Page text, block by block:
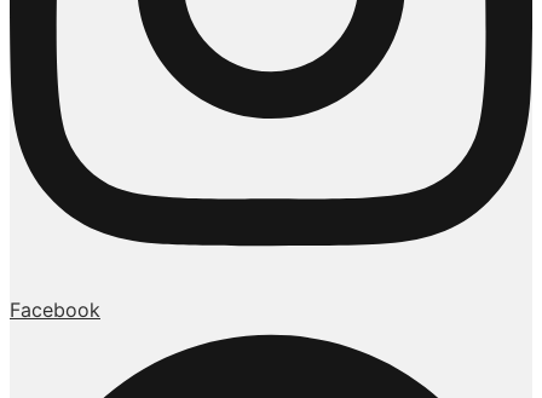
Facebook